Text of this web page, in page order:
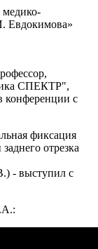
Евдокимова»
СПЕКТР",
конференции с
фиксация
отрезка
- выступил с